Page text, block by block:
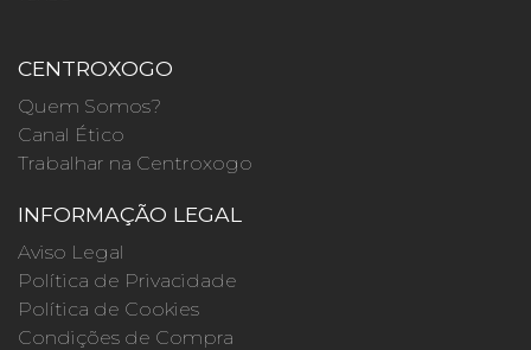
CENTROXOGO
Quem Somos?
Canal Ético
Trabalhar na Centroxogo
INFORMAÇÃO LEGAL
Aviso Legal
Política de Privacidade
Política de Cookies
Condições de Compra